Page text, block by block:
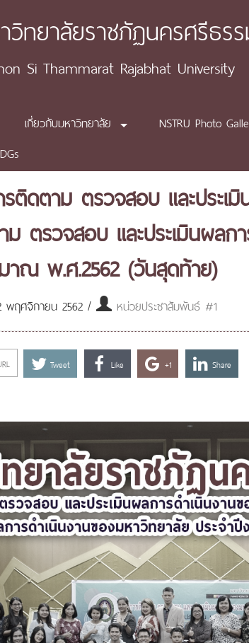
วิทยาลัยราชภัฏนครศรีธร
Si Thammarat Rajabhat University
เกี่ยวกับมหาวิทยาลัย NSTRU Photo
ติดตาม ตรวจสอบ และประเ
ตรวจสอบ และประเมินผลก
าณ พ.ศ.2562 (วันสุดท้าย)
พฤศจิกายน 2562 / หน่วยประชาสัมพันธ์ #1
Tweet Like +1 Share